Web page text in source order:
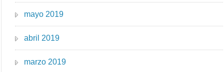
mayo 2019
abril 2019
marzo 2019